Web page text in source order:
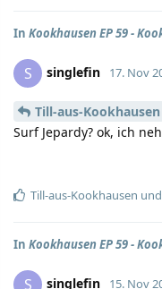
In Kookhausen EP 59 -
S singlefin 17. Nov
Till-aus-Kookhausen
Surf Jepardy? ok, ich
Till-aus-Kookhausen und
In Kookhausen EP 59 -
S singlefin 15. Nov